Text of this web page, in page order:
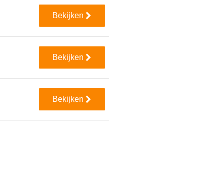
Bekijken
Bekijken
Bekijken